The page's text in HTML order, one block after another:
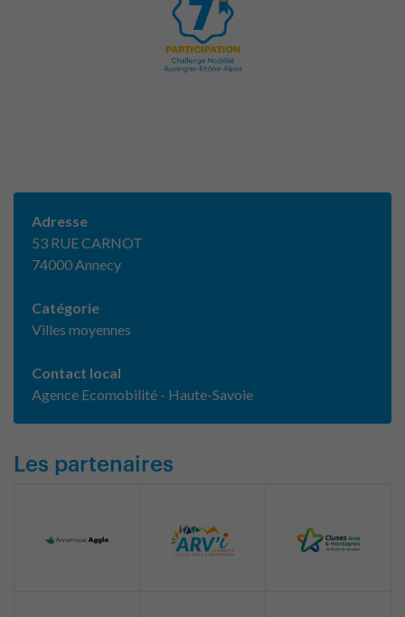
Adresse
53 RUE CARNOT
74000 Annecy
Catégorie
Villes moyennes
Contact local
Agence Ecomobilité - Haute-Savoie
Les partenaires